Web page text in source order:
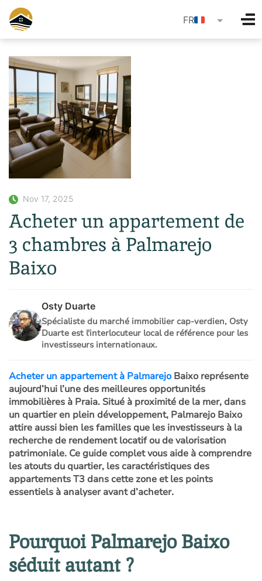
language
FR
Nov 17, 2025
Acheter un appartement de
3 chambres à Palmarejo
Baixo
Osty Duarte
Spécialiste du marché immobilier cap-verdien, Osty
Duarte est l'interlocuteur local de référence pour les
investisseurs internationaux.
Acheter un appartement à Palmarejo Baixo représente
aujourd’hui l’une des meilleures opportunités
immobilières à Praia. Situé à proximité de la mer, dans
un quartier en plein développement, Palmarejo Baixo
attire aussi bien les familles que les investisseurs à la
recherche de rendement locatif ou de valorisation
patrimoniale. Ce guide complet vous aide à comprendre
les atouts du quartier, les caractéristiques des
appartements T3 dans cette zone et les points
essentiels à analyser avant d’acheter.
Pourquoi Palmarejo Baixo
séduit autant ?